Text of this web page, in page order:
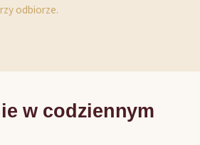
odbiorze.
w codziennym